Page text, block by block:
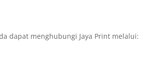
dapat menghubungi Jaya Print melalui: